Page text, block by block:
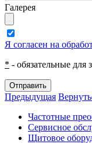
Галерея
Я согласен на
* - обязательные для
Отправить
Предыдущая
Частотные
Сервисное
Щитовое